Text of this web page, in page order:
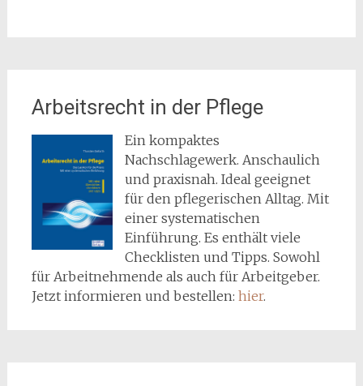
Arbeitsrecht in der Pflege
Ein kompaktes
Nachschlagewerk. Anschaulich
und praxisnah. Ideal geeignet
für den pflegerischen Alltag. Mit
einer systematischen
Einführung. Es enthält viele
Checklisten und Tipps. Sowohl
für Arbeitnehmende als auch für Arbeitgeber.
Jetzt informieren und bestellen: hier.